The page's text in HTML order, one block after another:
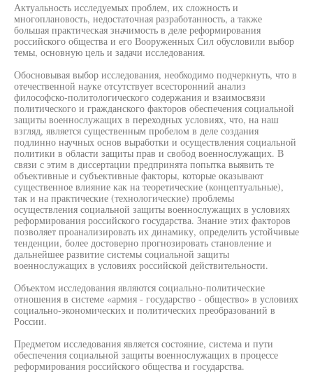
Актуальность исследуемых проблем, их сложность и
многоплановость, недостаточная разработанность, а также
большая практическая значимость в деле реформирования
российского общества и его Вооруженных Сил обусловили выбор
темы, основную цель и задачи исследования.
Обосновывая выбор исследования, необходимо подчеркнуть, что в
отечественной науке отсутствует всесторонний анализ
философско-политологического содержания и взаимосвязи
политического и гражданского факторов обеспечения социальной
защиты военнослужащих в переходных условиях, что, на наш
взгляд, является существенным пробелом в деле создания
подлинно научных основ выработки и осуществления социальной
политики в области защиты прав и свобод военнослужащих. В
связи с этим в диссертации предпринята попытка выявить те
объективные и субъективные факторы, которые оказывают
существенное влияние как на теоретические (концептуальные),
так и на практические (технологические) проблемы
осуществления социальной защиты военнослужащих в условиях
реформирования российского государства. Знание этих факторов
позволяет проанализировать их динамику, определить устойчивые
тенденции, более достоверно прогнозировать становление и
дальнейшее развитие системы социальной защиты
военнослужащих в условиях российской действительности.
Объектом исследования являются социально-политические
отношения в системе «армия - государство - общество» в условиях
социально-экономических и политических преобразований в
России.
Предметом исследования является состояние, система и пути
обеспечения социальной защиты военнослужащих в процессе
реформирования российского общества и государства.